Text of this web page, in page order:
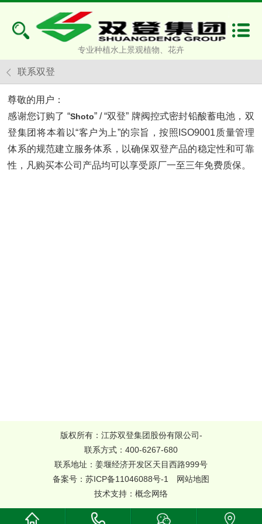
专业种植水上景观植物、花卉
联系双登
尊敬的用户：
感谢您订购了 “Shoto” / “双登” 牌阀控式密封铅酸蓄电池，双
登集团将本着以“客户为上”的宗旨，按照ISO9001质量管理
体系的规范建立服务体系，以确保双登产品的稳定性和可靠
性，凡购买本公司产品均可以享受原厂一至三年免费质保。
版权所有：江苏双登集团股份有限公司-
联系方式：400-6267-680
联系地址：姜堰经济开发区天目西路999号
备案号： 苏ICP备11046088号-1
网站地图
技术支持： 概念网络